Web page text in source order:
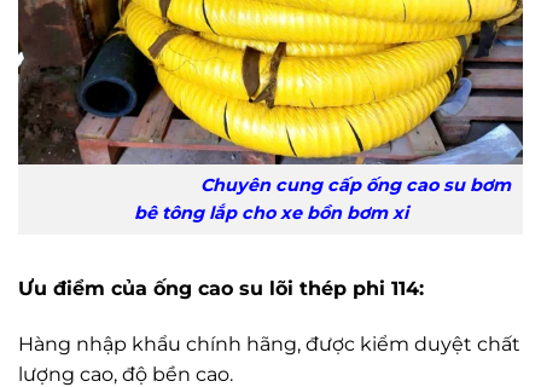
Chuyên cung cấp ống cao su bơm
bê tông lắp cho xe bồn bơm xi
Ưu điểm của ống cao su lõi thép phi 114:
Hàng nhập khẩu chính hãng, được kiểm duyệt chất
lượng cao, độ bền cao.